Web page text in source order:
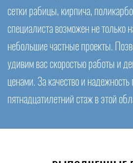
сетки рабицы, кирпича,
специалиста возможен не только
небольшие частные проекты.
удивим вас скоростью работы и
ценами. За качество и надежность
пятнадцатилетний стаж в этой